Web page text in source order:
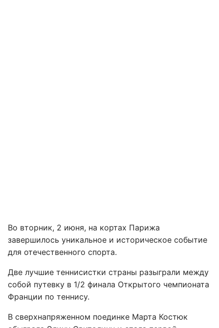
Во вторник, 2 июня, на кортах Парижа
завершилось уникальное и историческое событие
для отечественного спорта.
Две лучшие теннисистки страны разыграли между
собой путевку в 1/2 финала Открытого чемпионата
Франции по теннису.
В сверхнапряженном поединке Марта Костюк